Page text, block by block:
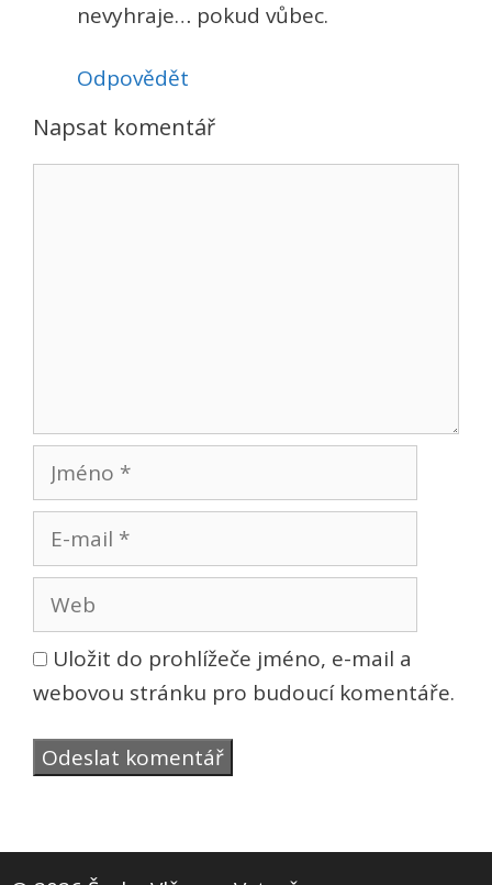
nevyhraje… pokud vůbec.
Odpovědět
Napsat komentář
Jméno
mail
Web
Uložit do prohlížeče jméno, e-mail a
webovou stránku pro budoucí komentáře.